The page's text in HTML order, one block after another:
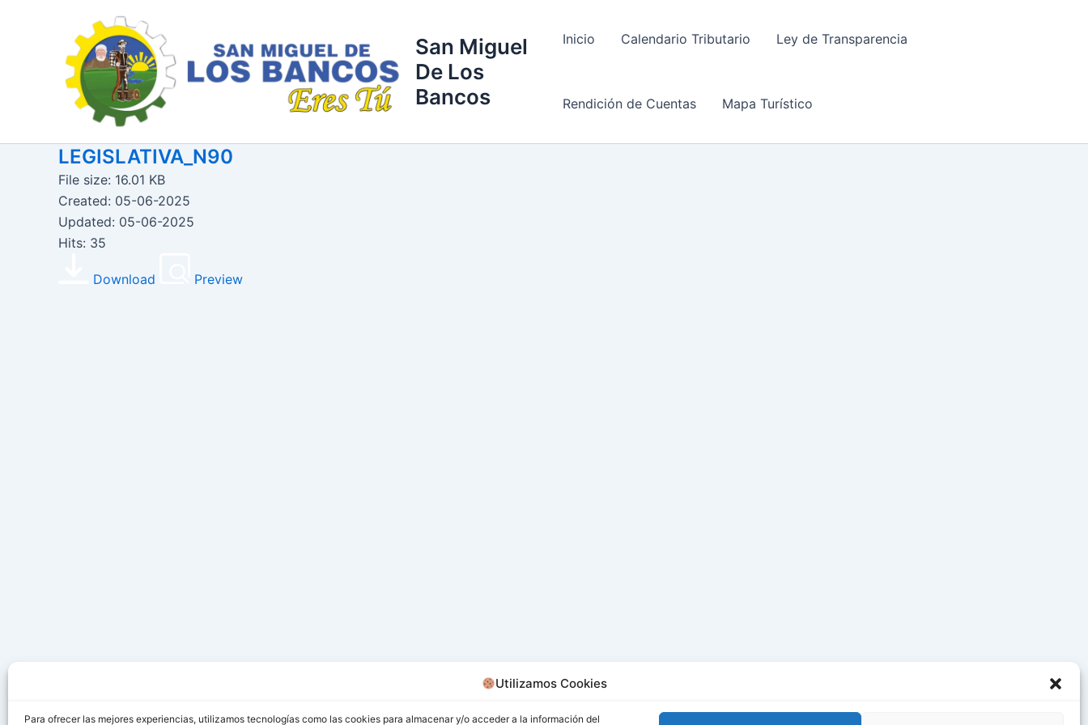
Utilizamos Cookies
Para ofrecer las mejores experiencias, utilizamos tecnologías como las cookies para almacenar y/o acceder a la información del
San Miguel
De Los
Bancos
Inicio Calendario Tributario Ley de Transparencia
Rendición de Cuentas Mapa Turístico
LEGISLATIVA_N90
File size: 16.01 KB
Created: 05-06-2025
Updated: 05-06-2025
Hits: 35
Download Preview